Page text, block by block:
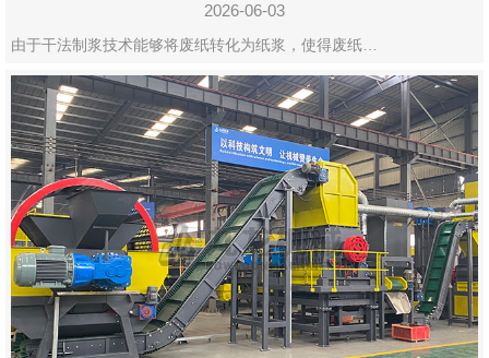
2026-06-03
由于干法制浆技术能够将废纸转化为纸浆，使得废纸…